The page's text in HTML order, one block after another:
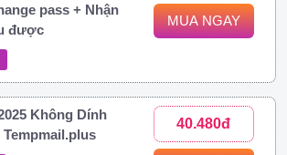
pass + Nhận
được
MUA NGAY
Không Dính
40.480đ